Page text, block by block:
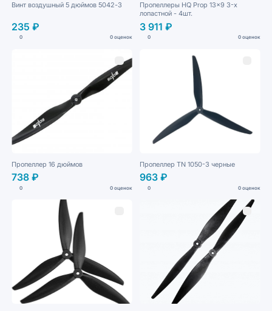
Винт воздушный 5 дюймов 5042-3
235 ₽
0 0 оценок
Пропеллеры HQ Prop 13x9 3-х
лопастной - 4шт.
3 911 ₽
0 0 оценок
Пропеллер 16 дюймов
738 ₽
0 0 оценок
Пропеллер TN 1050-3 черные
963 ₽
0 0 оценок